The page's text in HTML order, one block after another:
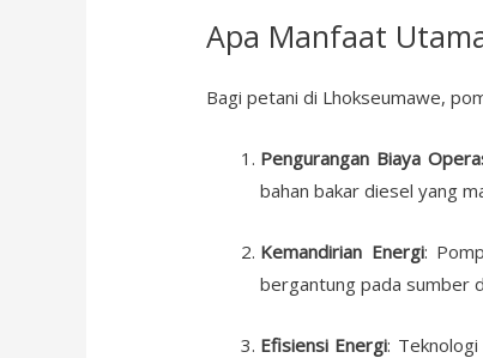
Apa Manfaat
Bagi petani di Lhokseumawe,
Pengurangan Biaya
bahan bakar diesel yang
Kemandirian Energi:
bergantung pada sumber
Efisiensi Energi: